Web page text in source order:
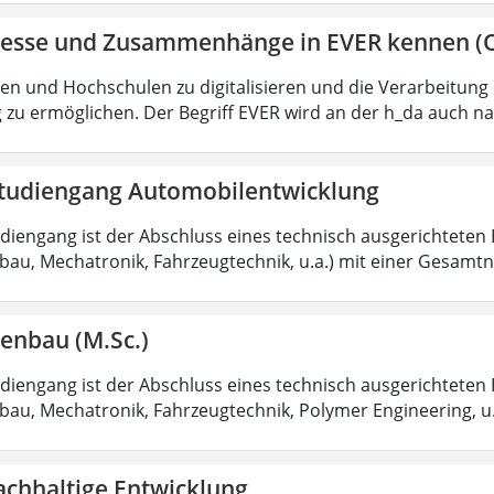
und Zusammenhänge in EVER kennen
und Hochschulen zu digitalisieren und die
zu ermöglichen. Der Begriff EVER wird an der h_da auch
Automobilentwicklung
ist der Abschluss eines technisch
Mechatronik, Fahrzeugtechnik, u.a.) mit einer
(M.Sc.)
ist der Abschluss eines technisch
Mechatronik, Fahrzeugtechnik, Polymer Engineering,